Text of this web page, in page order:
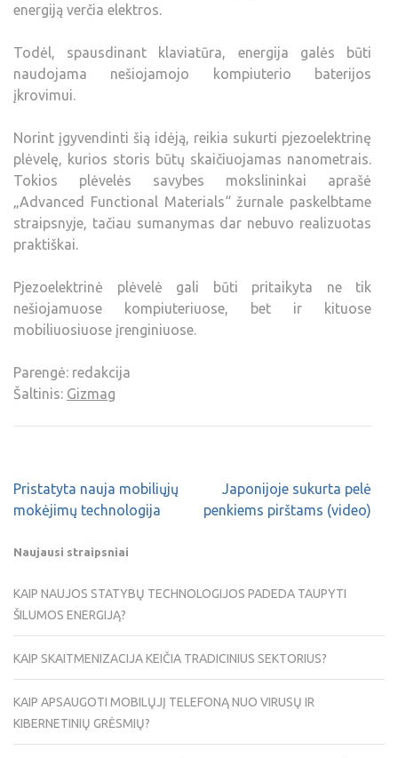
energiją verčia elektros.
Todėl, spausdinant klaviatūra, energija galės būti
naudojama nešiojamojo kompiuterio baterijos
įkrovimui.
Norint įgyvendinti šią idėją, reikia sukurti pjezoelektrinę
plėvelę, kurios storis būtų skaičiuojamas nanometrais.
Tokios plėvelės savybes mokslininkai aprašė
„Advanced Functional Materials“ žurnale paskelbtame
straipsnyje, tačiau sumanymas dar nebuvo realizuotas
praktiškai.
Pjezoelektrinė plėvelė gali būti pritaikyta ne tik
nešiojamuose kompiuteriuose, bet ir kituose
mobiliuosiuose įrenginiuose.
Parengė: redakcija
Šaltinis: Gizmag
Pristatyta nauja mobiliųjų
mokėjimų technologija
Japonijoje sukurta pelė
penkiems pirštams (video)
Naujausi straipsniai
KAIP NAUJOS STATYBŲ TECHNOLOGIJOS PADEDA TAUPYTI
ŠILUMOS ENERGIJĄ?
KAIP SKAITMENIZACIJA KEIČIA TRADICINIUS SEKTORIUS?
KAIP APSAUGOTI MOBILŲJĮ TELEFONĄ NUO VIRUSŲ IR
KIBERNETINIŲ GRĖSMIŲ?